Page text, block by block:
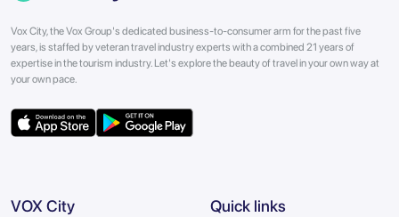
Vox City, the Vox Group's dedicated business-to-consumer arm for the past five
years, is staffed by veteran travel industry experts with a combined 21 years of
expertise in the tourism industry. Let's explore the beauty of travel in your own way at
your own pace.
VOX City Quick links